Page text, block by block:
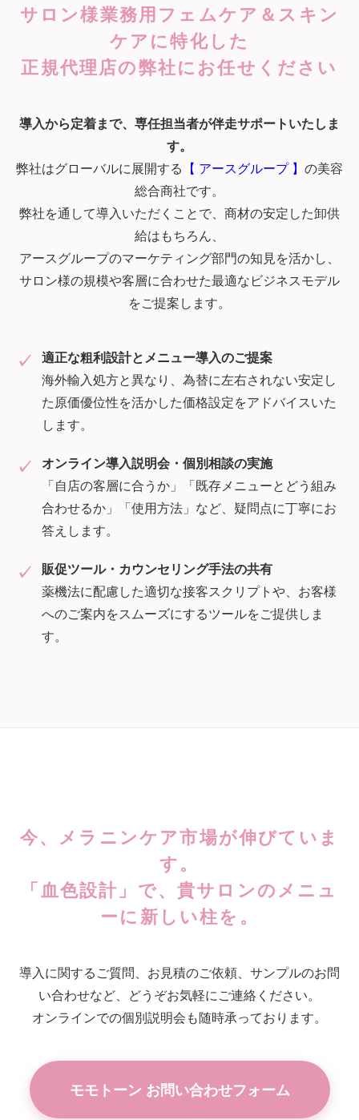
サロン様業務用フェムケア＆スキン
ケアに特化した
正規代理店の弊社にお任せください
導入から定着まで、専任担当者が伴走サポートいたしま
す。
弊社はグローバルに展開する 【 アースグループ 】 の美容
総合商社です。
弊社を通して導入いただくことで、商材の安定した卸供
給はもちろん、
アースグループのマーケティング部門の知見を活かし、
サロン様の規模や客層に合わせた最適なビジネスモデル
をご提案します。
適正な粗利設計とメニュー導入のご提案
海外輸入処方と異なり、為替に左右されない安定し
た原価優位性を活かした価格設定をアドバイスいた
します。
オンライン導入説明会・個別相談の実施
「自店の客層に合うか」「既存メニューとどう組み
合わせるか」「使用方法」など、疑問点に丁寧にお
答えします。
販促ツール・カウンセリング手法の共有
薬機法に配慮した適切な接客スクリプトや、お客様
へのご案内をスムーズにするツールをご提供しま
す。
今、メラニンケア市場が伸びていま
す。
「血色設計」で、貴サロンのメニュ
ーに新しい柱を。
導入に関するご質問、お見積のご依頼、サンプルのお問
い合わせなど、どうぞお気軽にご連絡ください。
オンラインでの個別説明会も随時承っております。
モモトーン お問い合わせフォーム